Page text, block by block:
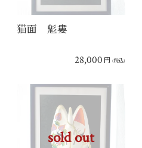
猫面 鬽婁
28,000 円 (税込)
sold out